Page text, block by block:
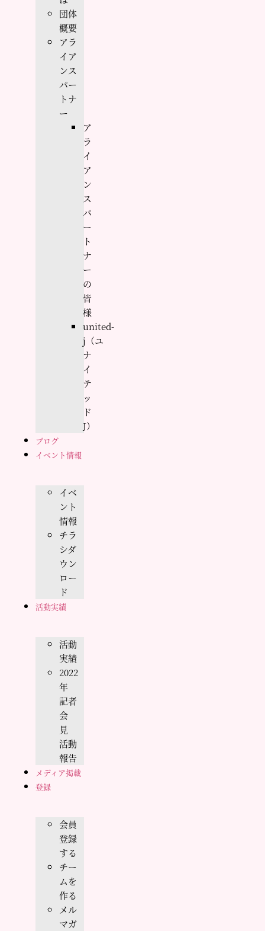
団体
概要
アラ
イア
ンス
パー
トナ
ー
ア
ラ
イ
ア
ン
ス
パ
ー
ト
ナ
ー
の
皆
様
united-
j（ユ
ナ
イ
テ
ッ
ド
J）
ブログ
イベント情報
イベ
ント
情報
チラ
シダ
ウン
ロー
ド
活動実績
活動
実績
2022
年
記者
会
見
活動
報告
メディア掲載
登録
会員
登録
する
チー
ムを
作る
メル
マガ